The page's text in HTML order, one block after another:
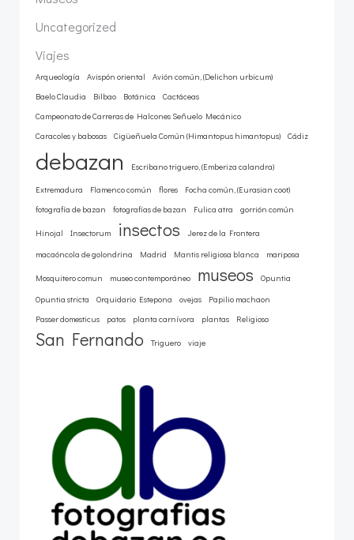
Uncategorized
Viajes
Arqueología Avispón oriental
Avión común, (Delichon urbicum)
Baelo Claudia
Bilbao Botánica
Cactáceas
Campeonato de Carreras de Halcones Señuelo Mecánico
Caracoles y babosas
Cigüeñuela Común (Himantopus himantopus) Cádiz
debazan Escribano triguero, (Emberiza calandra)
Extremadura Flamenco común flores
Focha común, (Eurasian coot)
fotografía de bazan
fotografías de bazan Fulica atra gorrión común
Hinojal Insectorum insectos
Jerez de la Frontera
macaóncola de golondrina
Madrid Mantis religiosa blanca mariposa
Mosquitero comun museo contemporáneo museos
Opuntia
Opuntia stricta
Orquidario Estepona ovejas
Papilio machaon
Passer domesticus
patos planta carnívora plantas Religioso
San Fernando Triguero viaje